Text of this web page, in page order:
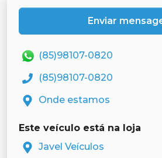
Enviar
(85)98107-0820
(85)98107-0820
Onde estamos
Este veículo está na loja
Javel Veículos